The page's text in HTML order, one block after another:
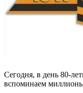
Сегодня, в день 80-
вспоминаем